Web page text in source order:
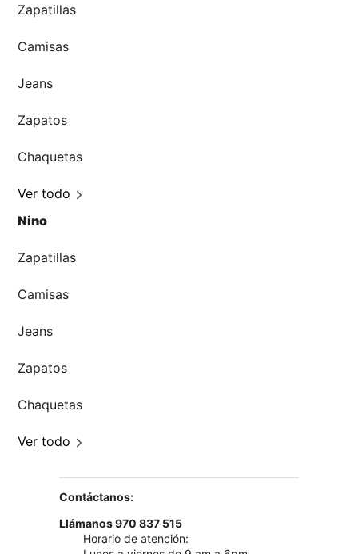
Zapatillas
Camisas
Jeans
Zapatos
Chaquetas
Ver todo
Nino
Zapatillas
Camisas
Jeans
Zapatos
Chaquetas
Ver todo
Contáctanos:
Llámanos 970 837 515
Horario de atención: